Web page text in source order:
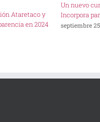
Ataretaco y
en 2024
Un nuevo
Incorpora
septiembre